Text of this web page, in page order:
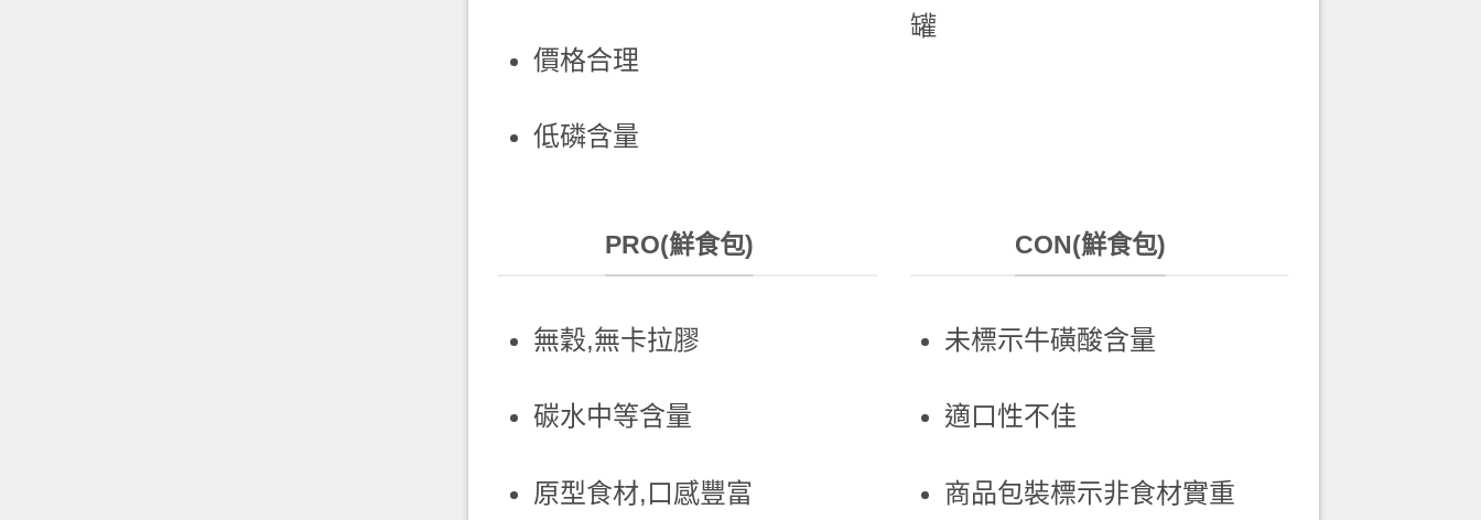
價格合理
低磷含量
罐
PRO(鮮食包)
無穀,無卡拉膠
碳水中等含量
原型食材,口感豐富
CON(鮮食包)
未標示牛磺酸含量
適口性不佳
商品包裝標示非食材實重